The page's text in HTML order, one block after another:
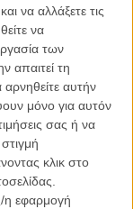
να αλλάξετε τις
να
των
απαιτεί τη
αυτήν
μόνο για αυτόν
σας ή να
κλικ στο
η εφαρμογή